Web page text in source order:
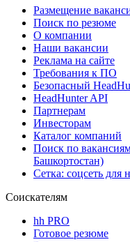
Размещение
Поиск по резюме
О компании
Наши вакансии
Реклама на сайте
Требования к ПО
Безопасный
HeadHunter API
Партнерам
Инвесторам
Каталог компаний
Поиск по
Башкортостан)
Сетка: соцсеть для
Соискателям
hh PRO
Готовое резюме